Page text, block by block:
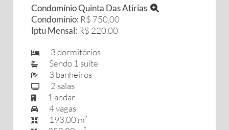
Condomínio Quinta Das Atírias
Condomínio: R$ 750,00
Iptu Mensal: R$ 220,00
3 dormitórios
Sendo 1 suíte
3 banheiros
2 salas
1 andar
4 vagas
193,00 m²